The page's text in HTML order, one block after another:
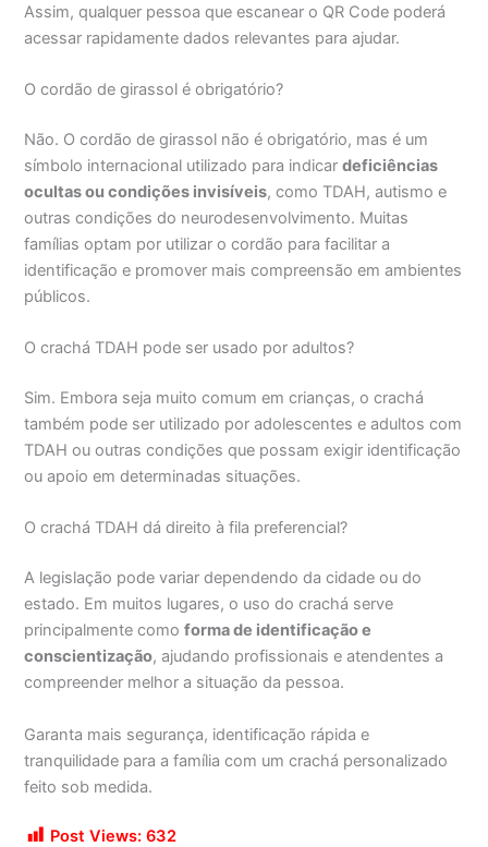
Assim, qualquer pessoa que escanear o QR Code poderá
acessar rapidamente dados relevantes para ajudar.
O cordão de girassol é obrigatório?
Não. O cordão de girassol não é obrigatório, mas é um
símbolo internacional utilizado para indicardeficiências
ocultas ou condições invisíveis, como TDAH, autismo e
outras condições do neurodesenvolvimento. Muitas
famílias optam por utilizar o cordão para facilitar a
identificação e promover mais compreensão em ambientes
públicos.
O crachá TDAH pode ser usado por adultos?
Sim. Embora seja muito comum em crianças, o crachá
também pode ser utilizado por adolescentes e adultos com
TDAH ou outras condições que possam exigir identificação
ou apoio em determinadas situações.
O crachá TDAH dá direito à fila preferencial?
A legislação pode variar dependendo da cidade ou do
estado. Em muitos lugares, o uso do crachá serve
principalmente comoforma de identificação e
conscientização, ajudando profissionais e atendentes a
compreender melhor a situação da pessoa.
Garanta mais segurança, identificação rápida e
tranquilidade para a família com um crachá personalizado
feito sob medida.
Post Views: 632